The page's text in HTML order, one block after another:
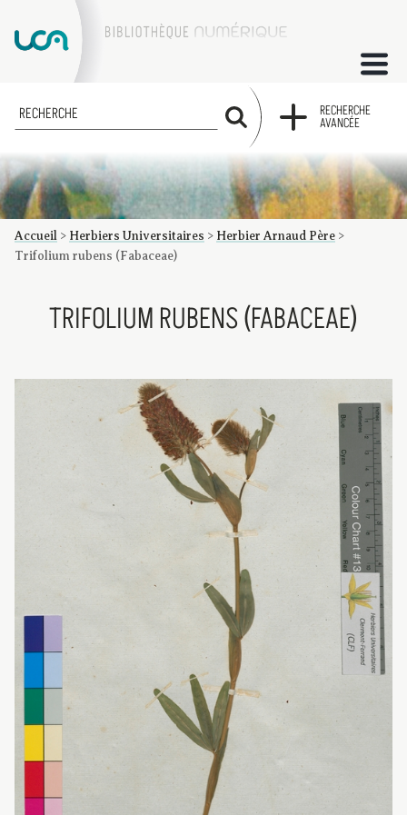
ACCUEIL
COLLECTIONS
FACTUMS
Les factums à la BU
Présentation du corpus de factums de la collection Marie
Bibliographie
Glossaire
Index de recherche
RECHERCHE
RECHERCHE
AVANCÉE
Accueil > Herbiers Universitaires > Herbier Arnaud Père >
Trifolium rubens (Fabaceae)
TRIFOLIUM RUBENS (FABACEAE)